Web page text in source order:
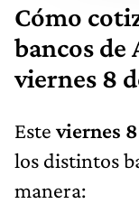
Cómo
bancos de
viernes 8
Esteviernes
los distintos
manera: